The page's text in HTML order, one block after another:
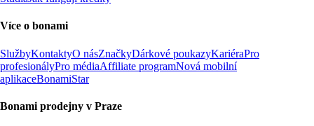
Více o bonami
SlužbyKontaktyO násZnačkyDárkové poukazyKariéraPro
profesionályPro médiaAffiliate programNová mobilní
aplikaceBonamiStar
Bonami prodejny v Praze